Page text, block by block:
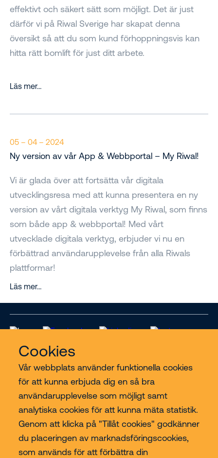
Cookies
Vår webbplats använder funktionella cookies
för att kunna erbjuda dig en så bra
användarupplevelse som möjligt samt
analytiska cookies för att kunna mäta statistik.
Genom att klicka på "Tillåt cookies" godkänner
du placeringen av marknadsföringscookies,
som används för att förbättra din
effektivt och säkert sätt som möjligt. Det är just
därför vi på Riwal Sverige har skapat denna
översikt så att du som kund förhoppningsvis kan
hitta rätt bomlift för just ditt arbete.
Läs mer…
05 – 04 – 2024
Ny version av vår App & Webbportal – My Riwal!
Vi är glada över att fortsätta vår digitala
utvecklingsresa med att kunna presentera en ny
version av vårt digitala verktyg My Riwal, som finns
som både app & webbportal! Med vårt
utvecklade digitala verktyg, erbjuder vi nu en
förbättrad användarupplevelse från alla Riwals
plattformar!
Läs mer…
Riwal
Branscher
Contact